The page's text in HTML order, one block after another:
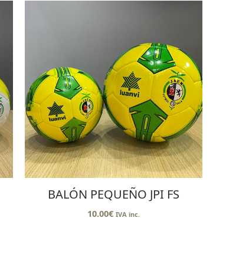
BALÓN PEQUEÑO JPI FS
10.00€ IVA inc.